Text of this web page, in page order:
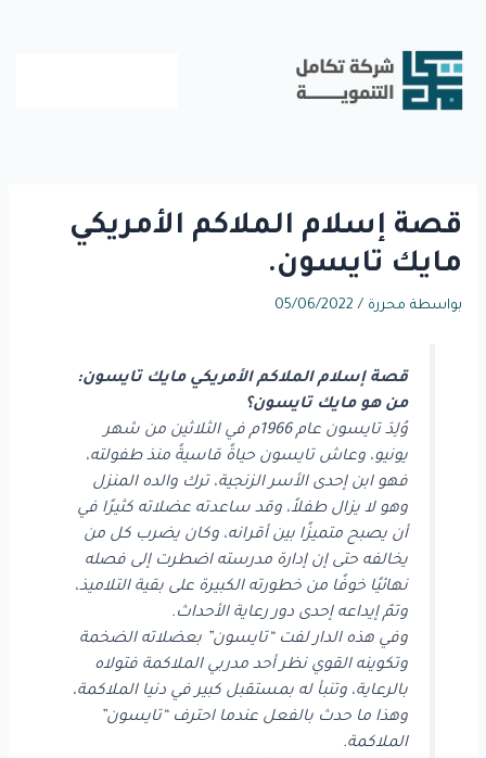
المحتوى
قصة إسلام الملاكم الأمريكي
مايك تايسون.
بواسطة محررة /
05/06/2022
قصة إسلام الملاكم الأمريكي مايك تايسون:
من هو مايك تايسون؟
وُلِدَ تايسون عام 1966م في الثلاثين من شهر
يونيو، وعاش تايسون حياةً قاسيةً منذ طفولته،
فهو ابن إحدى الأسر الزنجية، ترك والده المنزل
وهو لا يزال طفلاً، وقد ساعدته عضلاته كثيرًا في
أن يصبح متميزًا بين أقرانه، وكان يضرب كل من
يخالفه حتى إن إدارة مدرسته اضطرت إلى فصله
نهائيًا خوفًا من خطورته الكبيرة على بقية التلاميذ،
وتمّ إيداعه إحدى دور رعاية الأحداث.
وفي هذه الدار لفت “تايسون” بعضلاته الضخمة
وتكوينه القوي نظر أحد مدربي الملاكمة فتولاه
بالرعاية، وتنبأ له بمستقبل كبير في دنيا الملاكمة،
وهذا ما حدث بالفعل عندما احترف “تايسون”
الملاكمة.